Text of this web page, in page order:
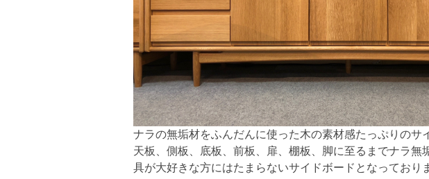
ナラの無垢材をふんだんに使った木の素材感たっぷりのサ
天板、側板、底板、前板、扉、棚板、脚に至るまでナラ無
具が大好きな方にはたまらないサイドボードとなっており